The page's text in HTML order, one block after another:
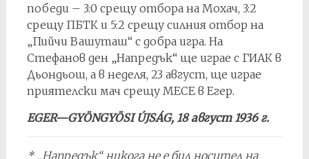
победи – 3:0 срещу отбора на Мохач, 3:2
срещу ПБТК и 5:2 срещу силния отбор на
„Пийчи Вашуташ“ с добра игра. На
Стефанов ден „Напредък“ ще играе с ГИАК в
Дьондьош, а в неделя, 23 август, ще играе
приятелски мач срещу МЕСЕ в Егер.
EGER—GYÖNGYÖSI ÚJSÁG, 18 август 1936 г.
* „Напредък“ никога не е бил носител на